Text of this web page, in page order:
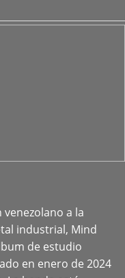
venezolano a la
industrial, Mind
de estudio
en enero de 2024